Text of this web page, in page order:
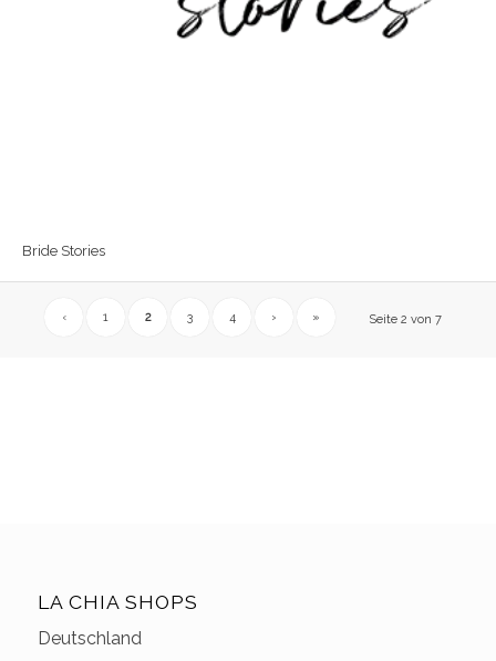
Bride Stories
Seite 2 von 7
‹ 1 2 3 4 › »
LA CHIA SHOPS
Deutschland